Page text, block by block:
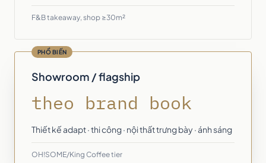
F&B takeaway, shop ≥30m²
PHỔ BIẾN
Showroom / flagship
theo brand book
Thiết kế adapt · thi công · nội thất trưng bày · ánh sáng
OH!SOME/King Coffee tier